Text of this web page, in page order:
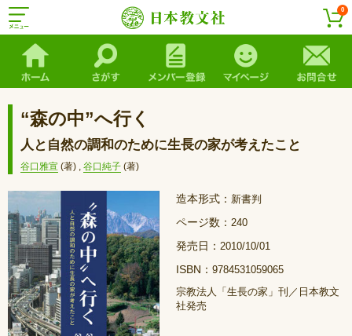
0
“森の中”へ行く
人と自然の調和のために生長の家が考えたこと
谷口雅宣 (著) , 谷口純子 (著)
造本形式： 新書判
ページ数： 240
発売日： 2010/10/01
ISBN： 9784531059065
宗教法人「生長の家」刊／日本教文
社発売